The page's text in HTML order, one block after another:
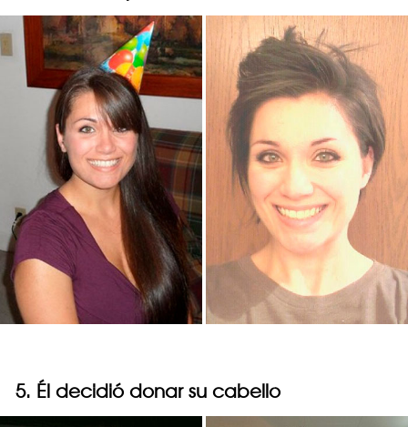
5. Él decidió donar su cabello